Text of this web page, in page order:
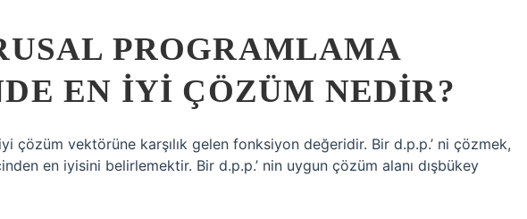
PROGRAMLAMA
EN IYI ÇÖZÜM NEDIR?
çözüm vektörüne karşılık gelen fonksiyon değeridir. Bir d.p.p.’ ni çözmek,
en iyisini belirlemektir. Bir d.p.p.’ nin uygun çözüm alanı dışbükey